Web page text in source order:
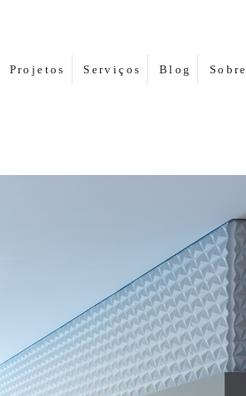
Projetos Serviços Blog Sobre